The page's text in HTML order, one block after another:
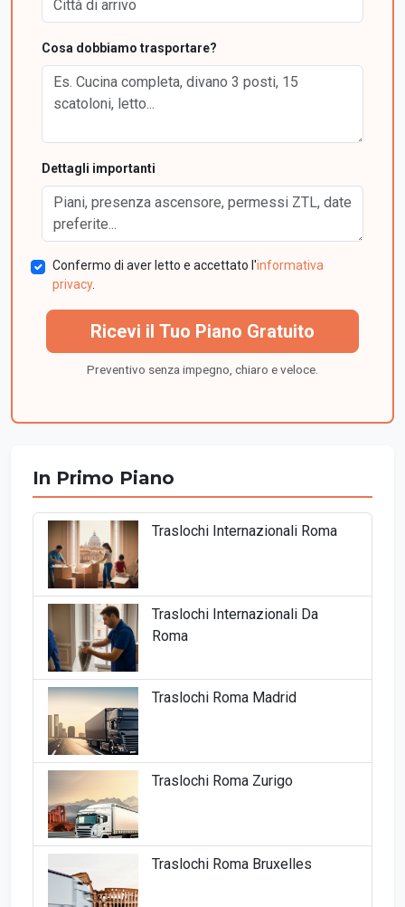
Cosa dobbiamo trasportare?
Dettagli importanti
Confermo di aver letto e accettato l'informativa
privacy.
Ricevi il Tuo Piano Gratuito
Preventivo senza impegno, chiaro e veloce.
In Primo Piano
Traslochi Internazionali Roma
Traslochi Internazionali Da
Roma
Traslochi Roma Madrid
Traslochi Roma Zurigo
Traslochi Roma Bruxelles